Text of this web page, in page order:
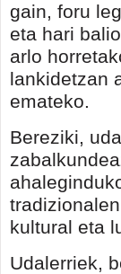
gain, foru
eta hari
arlo
lankidetzan
emateko.
Bereziki,
kultural eta
Udalerriek,